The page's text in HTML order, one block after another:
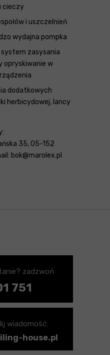
cieczy
i uszczelnień
wydajna pompka
zasysania
opryskiwanie w
dodatkowych
herbicydowej, lancy
35, 05-152
bok@marolex.pl
zadzwoń
751
wiadomość:
house.pl